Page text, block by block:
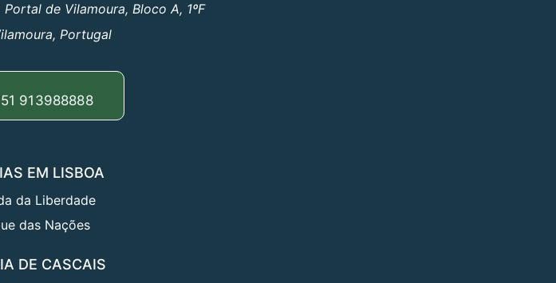
de Vilamoura, Bloco A, 1ºF
Portugal
913988888
EM LISBOA
da Liberdade
das Nações
DE CASCAIS